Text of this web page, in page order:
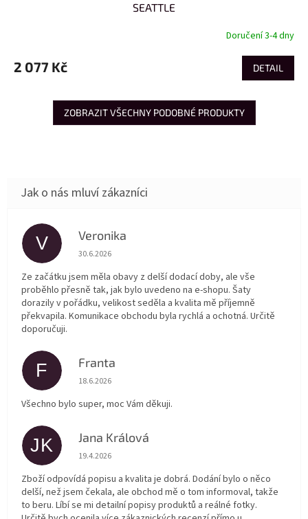
SEATTLE
Doručení 3-4 dny
2 077 Kč DETAIL
ZOBRAZIT VŠECHNY PODOBNÉ PRODUKTY
V Veronika
Hodnocení obchodu je 5 z 5 hvězdiček.
30.6.2026
Ze začátku jsem měla obavy z delší dodací doby, ale vše
proběhlo přesně tak, jak bylo uvedeno na e-shopu. Šaty
dorazily v pořádku, velikost seděla a kvalita mě příjemně
překvapila. Komunikace obchodu byla rychlá a ochotná. Určitě
doporučuji.
F Franta
Hodnocení obchodu je 5 z 5 hvězdiček.
18.6.2026
Všechno bylo super, moc Vám děkuji.
JK Jana Králová
Hodnocení obchodu je 5 z 5 hvězdiček.
19.4.2026
Zboží odpovídá popisu a kvalita je dobrá. Dodání bylo o něco
delší, než jsem čekala, ale obchod mě o tom informoval, takže
to beru. Líbí se mi detailní popisy produktů a reálné fotky.